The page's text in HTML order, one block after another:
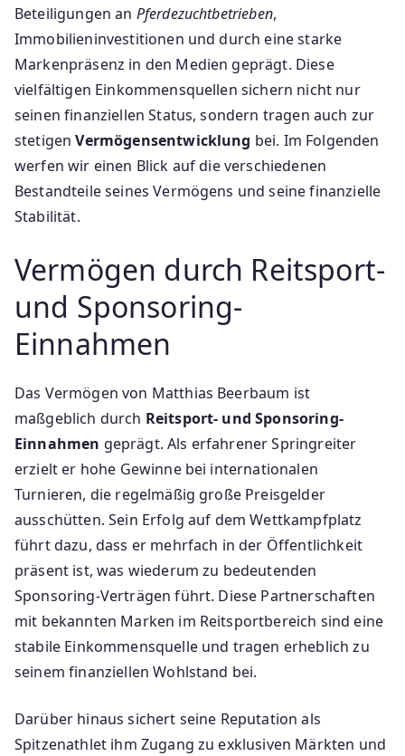
Beteiligungen an Pferdezuchtbetrieben,
Immobilieninvestitionen und durch eine starke
Markenpräsenz in den Medien geprägt. Diese
vielfältigen Einkommensquellen sichern nicht nur
seinen finanziellen Status, sondern tragen auch zur
stetigenVermögensentwicklung bei. Im Folgenden
werfen wir einen Blick auf die verschiedenen
Bestandteile seines Vermögens und seine finanzielle
Stabilität.
Vermögen durch Reitsport-
und Sponsoring-
Einnahmen
Das Vermögen von Matthias Beerbaum ist
maßgeblich durch Reitsport- und Sponsoring-
Einnahmen geprägt. Als erfahrener Springreiter
erzielt er hohe Gewinne bei internationalen
Turnieren, die regelmäßig große Preisgelder
ausschütten. Sein Erfolg auf dem Wettkampfplatz
führt dazu, dass er mehrfach in der Öffentlichkeit
präsent ist, was wiederum zu bedeutenden
Sponsoring-Verträgen führt. Diese Partnerschaften
mit bekannten Marken im Reitsportbereich sind eine
stabile Einkommensquelle und tragen erheblich zu
seinem finanziellen Wohlstand bei.
Darüber hinaus sichert seine Reputation als
Spitzenathlet ihm Zugang zu exklusiven Märkten und